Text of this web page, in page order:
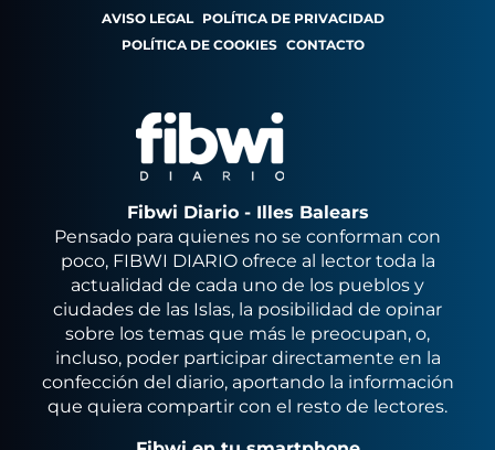
AVISO LEGAL POLÍTICA DE PRIVACIDAD
POLÍTICA DE COOKIES CONTACTO
Fibwi Diario - Illes Balears
Pensado para quienes no se conforman con
poco, FIBWI DIARIO ofrece al lector toda la
actualidad de cada uno de los pueblos y
ciudades de las Islas, la posibilidad de opinar
sobre los temas que más le preocupan, o,
incluso, poder participar directamente en la
confección del diario, aportando la información
que quiera compartir con el resto de lectores.